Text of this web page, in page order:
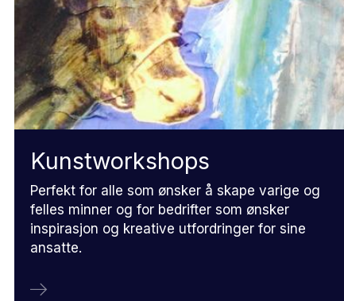
Kunstwork­shops
Perfekt for alle som ønsker å skape varige og
felles minner og for bedrifter som ønsker
inspirasjon og kreative utfordringer for sine
ansatte.